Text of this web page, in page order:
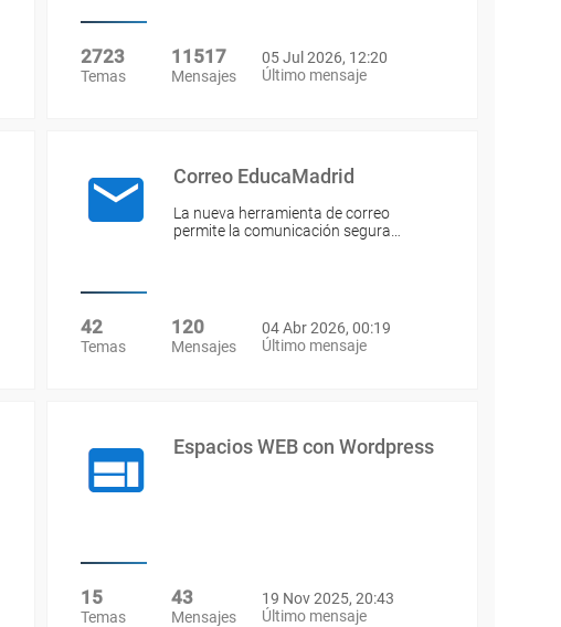
2723
Temas
11517
Mensajes
05 Jul 2026, 12:20
Último mensaje
Correo EducaMadrid
La nueva herramienta de correo
permite la comunicación segura…
42
Temas
120
Mensajes
04 Abr 2026, 00:19
Último mensaje
Espacios WEB con Wordpress
15
Temas
43
Mensajes
19 Nov 2025, 20:43
Último mensaje